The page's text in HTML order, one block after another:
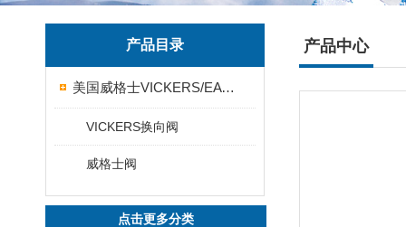
产品目录
美国威格士VICKERS/EATON
VICKERS换向阀
威格士阀
点击更多分类
产品中心